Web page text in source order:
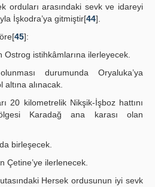
orduları arasındaki sevk ve idareyi
İşkodra’ya gitmiştir[44].
45]:
Ostrog istihkâmlarına ilerleyecek.
durumunda Oryaluka’ya
alınacak.
20 kilometrelik Nikşik-İşboz hattını
Karadağ ana karası olan
birleşecek.
Çetine’ye ilerlenecek.
Hersek ordusunun iyi sevk